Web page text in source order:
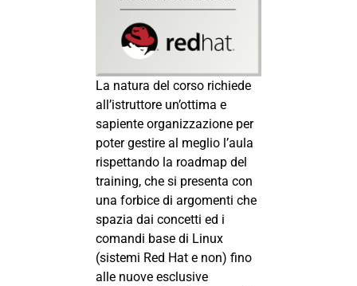
La natura del corso richiede
all’istruttore un’ottima e
sapiente organizzazione per
poter gestire al meglio l’aula
rispettando la roadmap del
training, che si presenta con
una forbice di argomenti che
spazia dai concetti ed i
comandi base di Linux
(sistemi Red Hat e non) fino
alle nuove esclusive